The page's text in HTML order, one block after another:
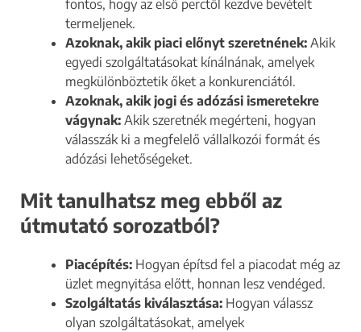
fontos, hogy az első perctől kezdve bevételt
termeljenek.
Azoknak, akik piaci előnyt szeretnének: Akik
egyedi szolgáltatásokat kínálnának, amelyek
megkülönböztetik őket a konkurenciától.
Azoknak, akik jogi és adózási ismeretekre
vágynak: Akik szeretnék megérteni, hogyan
válasszák ki a megfelelő vállalkozói formát és
adózási lehetőségeket.
Mit tanulhatsz meg ebből az
útmutató sorozatból?
Piacépítés: Hogyan építsd fel a piacodat még az
üzlet megnyitása előtt, honnan lesz vendéged.
Szolgáltatás kiválasztása: Hogyan válassz
olyan szolgáltatásokat, amelyek